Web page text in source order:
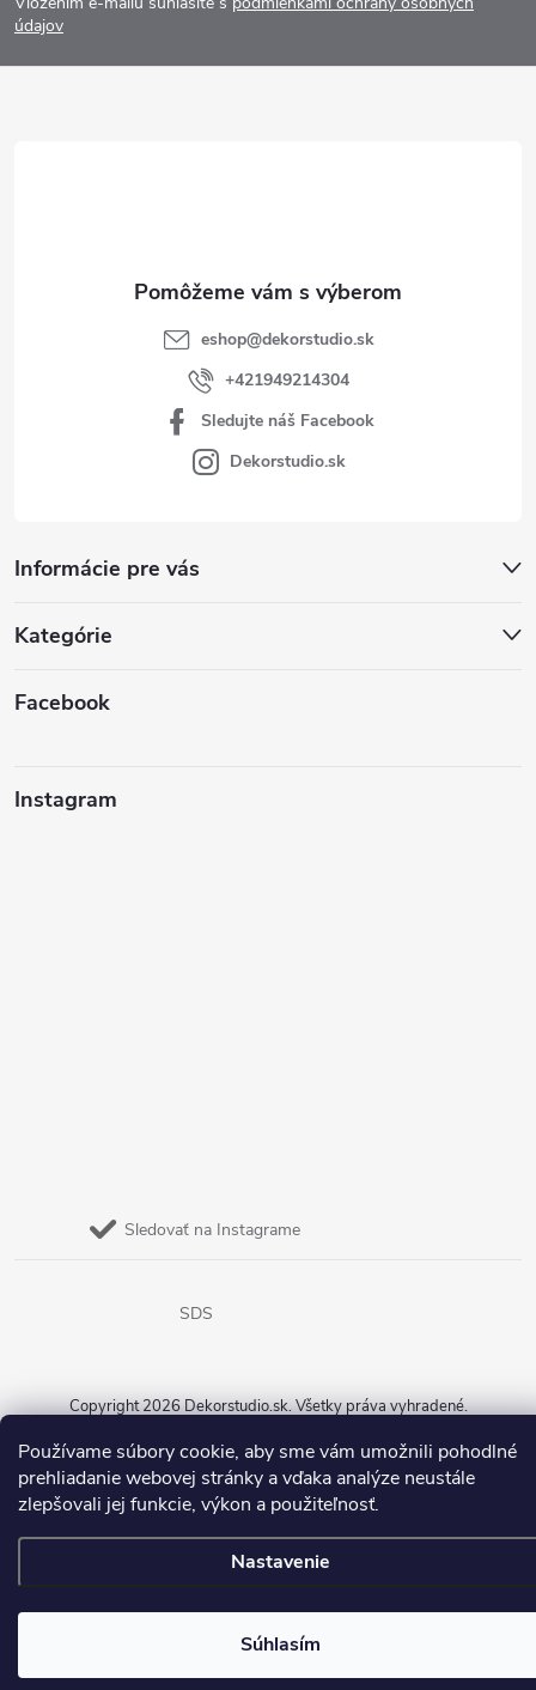
Používame súbory cookie, aby sme vám umožnili pohodlné
prehliadanie webovej stránky a vďaka analýze neustále
zlepšovali jej funkcie, výkon a použiteľnosť.
Nastavenie
Súhlasím
púdajov
Informácie pre vás
Kategórie
Facebook
Instagram
Sledovať na Instagrame
eshop@dekorstudio.sk
+421949214304
Sledujte náš Facebook
Dekorstudio.sk
SDS
Vytvoril Shoptet
Copyright 2026Dekorstudio.sk. Všetky práva vyhradené.